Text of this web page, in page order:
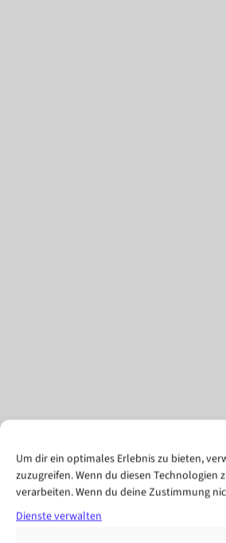
Um dir ein optimales Erlebnis zu bieten,
zuzugreifen. Wenn du diesen
verarbeiten. Wenn du deine Zustimmung
Dienste verwalten